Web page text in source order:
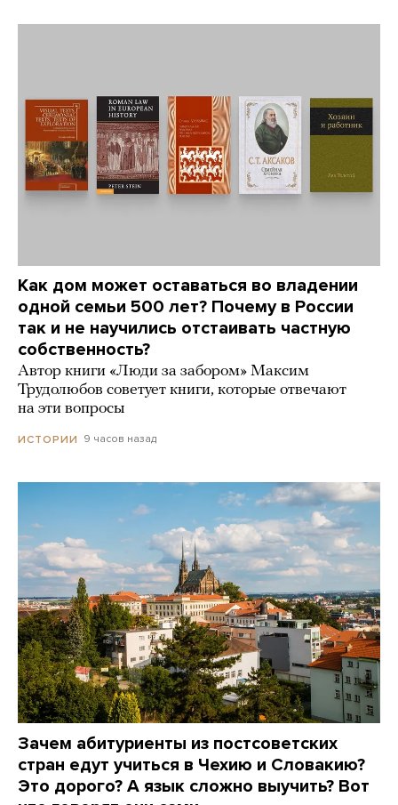
Как дом может оставаться во владении
одной семьи 500 лет? Почему в России
так и не научились отстаивать частную
собственность?
Автор книги «Люди за забором» Максим
Трудолюбов советует книги, которые отвечают
на эти вопросы
ИСТОРИИ 9 часов назад
Зачем абитуриенты из постсоветских
стран едут учиться в Чехию и Словакию?
Это дорого? А язык сложно выучить? Вот